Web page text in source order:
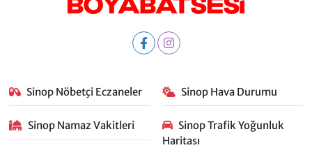
Sinop Nöbetçi Eczaneler Sinop Hava Durumu
Sinop Namaz Vakitleri
Sinop Trafik Yoğunluk
Haritası